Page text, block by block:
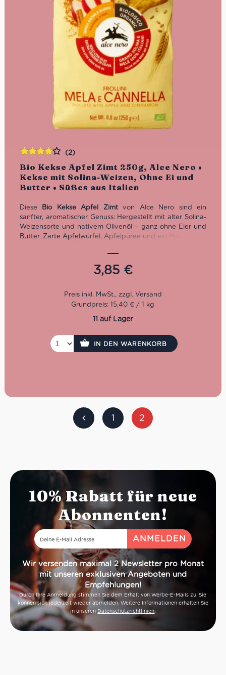
Bio Kekse Apfel Zimt 250g, Alce Nero •
Kekse mit Solina-Weizen, Ohne Ei und
Butter • Süßes aus Italien
(2)
Diese Bio Kekse Apfel Zimtvon Alce Nero sind ein
sanfter, aromatischer Genuss: Hergestellt mit alter Solina-
Weizensorte und nativem Olivenöl – ganz ohne Eier und
Butter. Zarte Apfelwürfel, Apfelpüree und ein Hauch Zimt
hochwertigen Snack zwischendurch.
Blick
Bio-Zutaten & kontrollierter Anbau
Alte Weizensorte Solina (57%) für mehr Aroma und
Ohne Ei und Butter – zubereitet mit nativem
Olivenöl extra (7,7%)
3,85 €
Bewertet
mit 4.00
von 5
Grundpreis: 15,40 € / 1 kg
11 auf Lager
IN DEN WARENKORB
1 2
10% Rabatt für neue
Abonnenten!
Wir versenden maximal 2 Newsletter pro Monat
mit unseren exklusiven Angeboten und
Empfehlungen!
Durch Ihre Anmeldung stimmen Sie dem Erhalt von Werbe-E-Mails zu. Sie
können sich jederzeit wieder abmelden. Weitere Informationen erhalten Sie
in unseren Datenschutzrichtlinien